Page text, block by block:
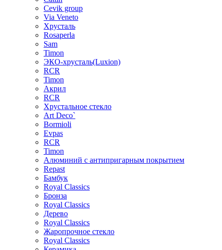
Cevik group
Via Veneto
Хрусталь
Rosaperla
Sam
Timon
ЭКО-хрусталь(Luxion)
RCR
Timon
Акрил
RCR
Хрустальное стекло
Art Deco`
Bormioli
Evpas
RCR
Timon
Алюминий с антипригарным покрытием
Repast
Бамбук
Royal Classics
Бронза
Royal Classics
Дерево
Royal Classics
Жаропрочное стекло
Royal Classics